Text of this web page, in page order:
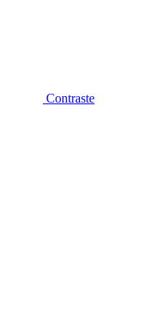
Contraste